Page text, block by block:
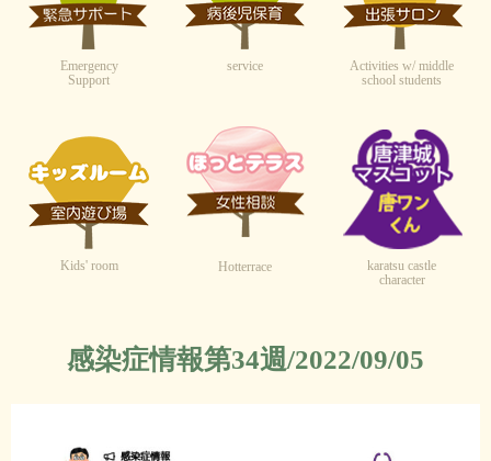
Emergency
Support
service
Activities w/ middle
school students
Kids' room Hotterrace
karatsu castle
character
感染症情報第34週/2022/09/05